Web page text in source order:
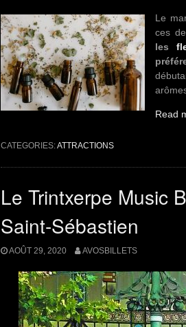
Le
ces
les
Read
CATEGORIES:ATTRACTIONS
Le Trintxerpe Music
Saint-Sébastien
AOÛT 29, 2020 AVOSBILLETS